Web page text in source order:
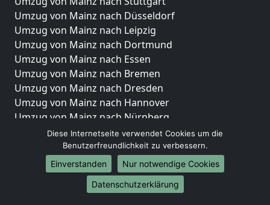
Umzug von Mainz nach Düsseldorf
Umzug von Mainz nach Leipzig
Umzug von Mainz nach Dortmund
Umzug von Mainz nach Essen
Umzug von Mainz nach Bremen
Umzug von Mainz nach Dresden
Umzug von Mainz nach Hannover
Umzug von Mainz nach Nürnberg
Umzug von Mainz nach Duisburg
Umzug von Mainz nach Bochum
Umzug von Mainz nach Wuppertal
Umzug von Mainz nach Bielefeld
Umzug von Mainz nach Bonn
Diese Internetseite verwendet Cookies um die
Benutzerfreundlichkeit zu verbessern.
Einverstanden
Nur notwendige Cookies
Datenschutzerklärung